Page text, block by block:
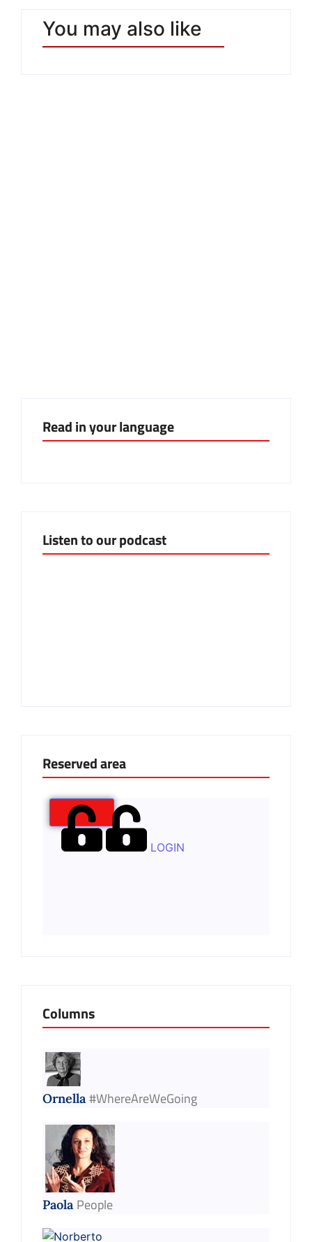
You may also like
Read in your language
Listen to our podcast
Reserved area
LOGIN
Columns
Ornella #WhereAreWeGoing
Paola People